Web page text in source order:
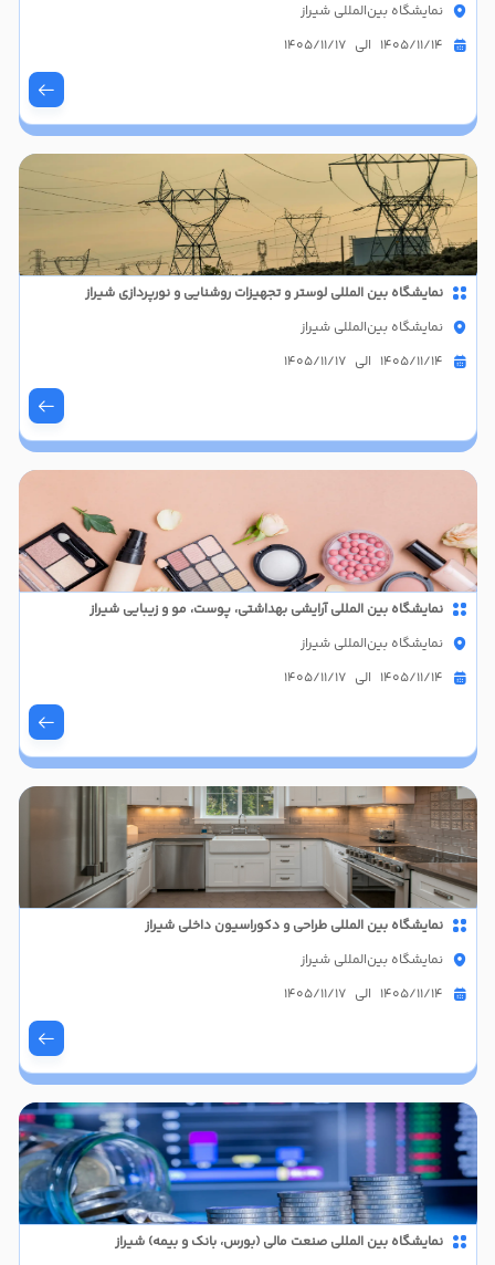
نمایشگاه بین‌المللی شیراز
1405/11/14 الی 1405/11/17
نمایشگاه بین المللی لوستر و تجهیزات روشنایی و نورپردازی شیراز
نمایشگاه بین‌المللی شیراز
1405/11/14 الی 1405/11/17
نمایشگاه بین المللی آرایشی بهداشتی، پوست، مو و زیبایی شیراز
نمایشگاه بین‌المللی شیراز
1405/11/14 الی 1405/11/17
نمایشگاه بین المللی طراحی و دکوراسیون داخلی شیراز
نمایشگاه بین‌المللی شیراز
1405/11/14 الی 1405/11/17
نمایشگاه بین المللی صنعت مالی (بورس، بانک و بیمه) شیراز